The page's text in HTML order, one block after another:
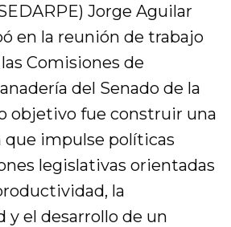
Jorge Aguilar
en la reunión de trabajo
Comisiones de
del Senado de la
objetivo fue construir una
que impulse políticas
legislativas orientadas
la
y el desarrollo de un